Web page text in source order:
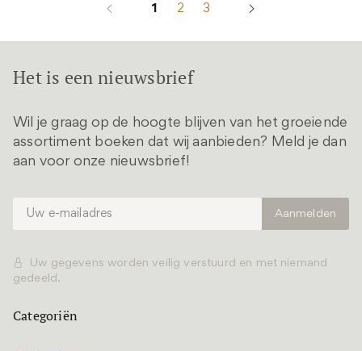
1 2 3
Het is een nieuwsbrief
Wil je graag op de hoogte blijven van het groeiende
assortiment boeken dat wij aanbieden? Meld je dan
aan voor onze nieuwsbrief!
Uw gegevens worden veilig verstuurd en met niemand
gedeeld.
Categoriën